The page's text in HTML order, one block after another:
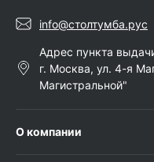
info@столтумба.рус
Адрес пункта
г. Москва, ул. 4-я
Магистральной"
О компании